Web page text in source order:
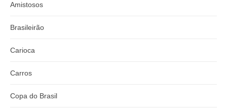
Amistosos
Brasileirão
Carioca
Carros
Copa do Brasil